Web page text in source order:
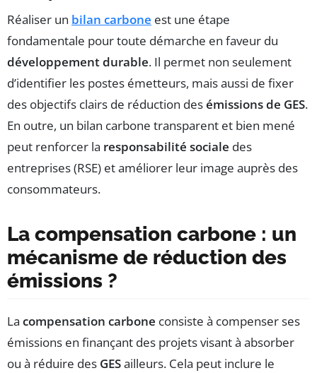
Réaliser un bilan carbone est une étape
fondamentale pour toute démarche en faveur du
développement durable. Il permet non seulement
d’identifier les postes émetteurs, mais aussi de fixer
des objectifs clairs de réduction desémissions de GES.
En outre, un bilan carbone transparent et bien mené
peut renforcer la responsabilité sociale des
entreprises (RSE) et améliorer leur image auprès des
consommateurs.
La compensation carbone : un
mécanisme de réduction des
émissions ?
La compensation carbone consiste à compenser ses
émissions en finançant des projets visant à absorber
ou à réduire des GESailleurs. Cela peut inclure le